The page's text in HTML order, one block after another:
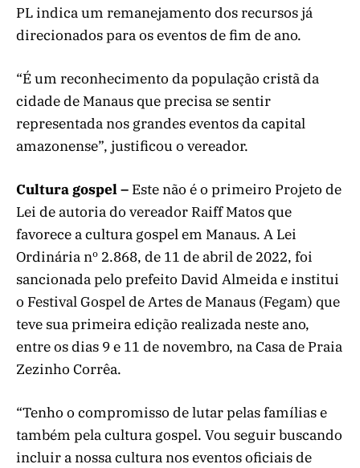
PL indica um remanejamento dos recursos já
direcionados para os eventos de fim de ano.
“É um reconhecimento da população cristã da
cidade de Manaus que precisa se sentir
representada nos grandes eventos da capital
amazonense”, justificou o vereador.
Cultura gospel – Este não é o primeiro Projeto de
Lei de autoria do vereador Raiff Matos que
favorece a cultura gospel em Manaus. A Lei
Ordinária nº 2.868, de 11 de abril de 2022, foi
sancionada pelo prefeito David Almeida e institui
o Festival Gospel de Artes de Manaus (Fegam) que
teve sua primeira edição realizada neste ano,
entre os dias 9 e 11 de novembro, na Casa de Praia
Zezinho Corrêa.
“Tenho o compromisso de lutar pelas famílias e
também pela cultura gospel. Vou seguir buscando
incluir a nossa cultura nos eventos oficiais de